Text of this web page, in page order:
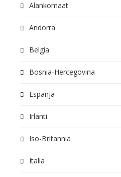
Alankomaat
Andorra
Belgia
Bosnia-Hercegovina
Espanja
Irlanti
Iso-Britannia
Italia